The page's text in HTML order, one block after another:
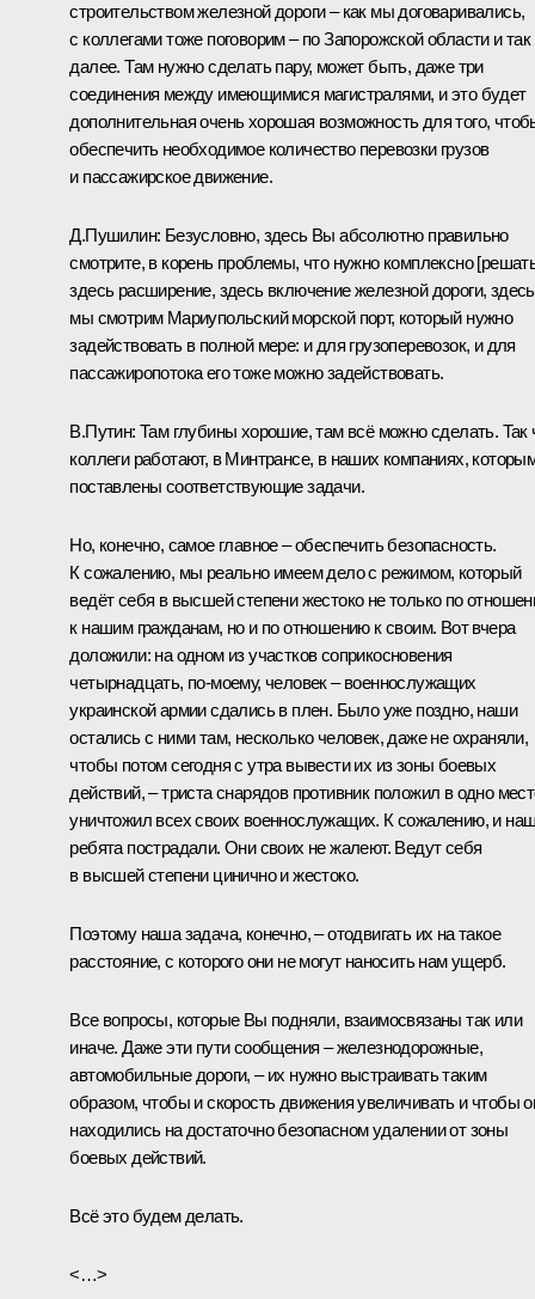
строительством железной дороги – как мы договаривались,
с коллегами тоже поговорим – по Запорожской области и так
далее. Там нужно сделать пару, может быть, даже три
соединения между имеющимися магистралями, и это будет
дополнительная очень хорошая возможность для того,
обеспечить необходимое количество перевозки грузов
и пассажирское движение.
Д.Пушилин: Безусловно, здесь Вы абсолютно правильно
смотрите, в корень проблемы, что нужно комплексно
здесь расширение, здесь включение железной дороги, здесь
мы смотрим Мариупольский морской порт, который нужно
задействовать в полной мере: и для грузоперевозок, и для
пассажиропотока его тоже можно задействовать.
В.Путин: Там глубины хорошие, там всё можно сделать. Так
коллеги работают, в Минтрансе, в наших компаниях,
поставлены соответствующие задачи.
Но, конечно, самое главное – обеспечить безопасность.
К сожалению, мы реально имеем дело с режимом, который
ведёт себя в высшей степени жестоко не только по
к нашим гражданам, но и по отношению к своим. Вот вчера
доложили: на одном из участков соприкосновения
четырнадцать, по-моему, человек – военнослужащих
украинской армии сдались в плен. Было уже поздно, наши
остались с ними там, несколько человек, даже не охраняли,
чтобы потом сегодня с утра вывести их из зоны боевых
действий, – триста снарядов противник положил в одно
уничтожил всех своих военнослужащих. К сожалению, и
ребята пострадали. Они своих не жалеют. Ведут себя
в высшей степени цинично и жестоко.
Поэтому наша задача, конечно, – отодвигать их на такое
расстояние, с которого они не могут наносить нам ущерб.
Все вопросы, которые Вы подняли, взаимосвязаны так или
иначе. Даже эти пути сообщения – железнодорожные,
автомобильные дороги, – их нужно выстраивать таким
образом, чтобы и скорость движения увеличивать и чтобы
находились на достаточно безопасном удалении от зоны
боевых действий.
Всё это будем делать.
<…>